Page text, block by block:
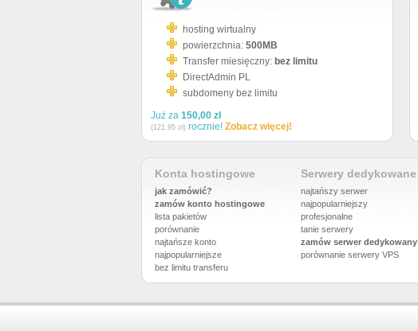
hosting wirtualny
powierzchnia: 500MB
Transfer miesięczny: bez limitu
DirectAdmin PL
subdomeny bez limitu
Już za 150,00 zł
(121,95 zł) rocznie! Zobacz więcej!
Konta hostingowe
jak zamówić?
zamów konto hostingowe
lista pakietów
porównanie
najtańsze konto
najpopularniejsze
bez limitu transferu
Serwery dedykowane
najtańszy serwer
najpopularniejszy
profesjonalne
tanie serwery
zamów serwer dedykowany
porównanie serwery VPS